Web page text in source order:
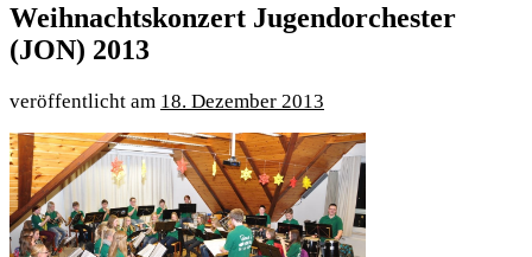
Weihnachtskonzert Jugendorchester
(JON) 2013
18. Dezember 2013